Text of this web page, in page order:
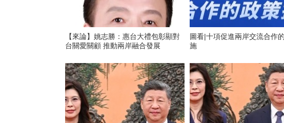
【來論】姚志勝：惠台大禮包彰顯對
台關愛關顧 推動兩岸融合發展
圖看|十項促進兩岸交流合作
施